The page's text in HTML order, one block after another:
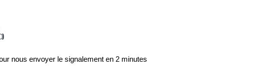
nous envoyer le signalement en 2 minutes